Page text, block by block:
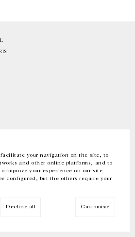
facilitate your navigation on the site, to
and other online platforms, and to
improve your experience on our site.
configured, but the others require your
Decline all Customize
Instagram